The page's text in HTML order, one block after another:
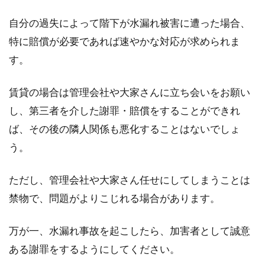
2LDKの賃貸マンションは、どのような方々が選
ぶことが多いのでしょうか。安定した賃貸経営
新築に神棚は設置したほうがいい
の？その必要性と設置方法
れている光景が見られましたが、近年の住宅の
マンションの購入を後悔しないため
自分の過失によって階下が水漏れ被害に遭った場合、
特に賠償が必要であれば速やかな対応が求められま
す。
賃貸の場合は管理会社や大家さんに立ち会いをお願い
し、第三者を介した謝罪・賠償をすることができれ
ば、その後の隣人関係も悪化することはないでしょ
う。
ただし、管理会社や大家さん任せにしてしまうことは
禁物で、問題がよりこじれる場合があります。
万が一、水漏れ事故を起こしたら、加害者として誠意
ある謝罪をするようにしてください。